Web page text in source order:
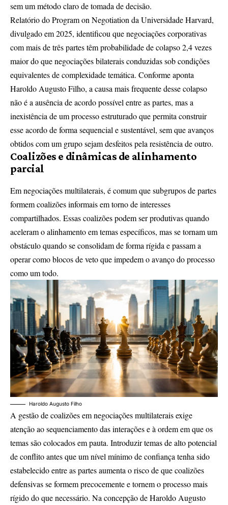
sem um método claro de tomada de decisão.
Relatório do Program on Negotiation da Universidade Harvard,
divulgado em 2025, identificou que negociações corporativas
com mais de três partes têm probabilidade de colapso 2,4 vezes
maior do que negociações bilaterais conduzidas sob condições
equivalentes de complexidade temática. Conforme aponta
Haroldo Augusto Filho, a causa mais frequente desse colapso
não é a ausência de acordo possível entre as partes, mas a
inexistência de um processo estruturado que permita construir
esse acordo de forma sequencial e sustentável, sem que avanços
obtidos com um grupo sejam desfeitos pela resistência de outro.
Coalizões e dinâmicas de alinhamento
parcial
Em negociações multilaterais, é comum que subgrupos de partes
formem coalizões informais em torno de interesses
compartilhados. Essas coalizões podem ser produtivas quando
aceleram o alinhamento em temas específicos, mas se tornam um
obstáculo quando se consolidam de forma rígida e passam a
operar como blocos de veto que impedem o avanço do processo
como um todo.
Haroldo Augusto Filho
A gestão de coalizões em negociações multilaterais exige
atenção ao sequenciamento das interações e à ordem em que os
temas são colocados em pauta. Introduzir temas de alto potencial
de conflito antes que um nível mínimo de confiança tenha sido
estabelecido entre as partes aumenta o risco de que coalizões
defensivas se formem precocemente e tornem o processo mais
rígido do que necessário. Na concepção de Haroldo Augusto